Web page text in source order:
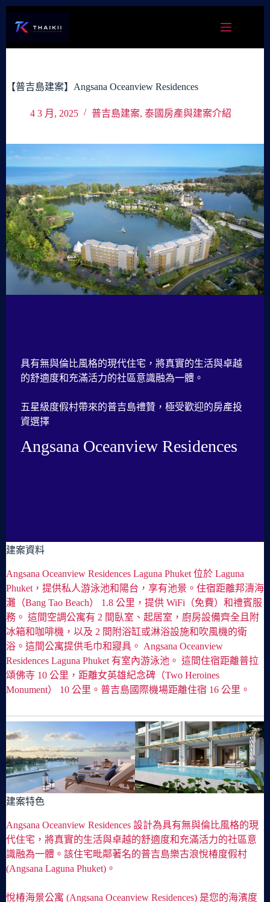
容
【普吉島建案】Angsana Oceanview Residences
4 3 月, 2025 普吉島建案, 泰國房產與建案介紹
具有無與倫比風格的現代住宅，將真實的生活與卓越
的舒適度和充滿活力的社區意識融為一體。
五星級度假村帶來的普吉島禮贊，極受歡迎的房產投
資選擇
Angsana Oceanview Residences
建案資料
Angsana Oceanview Residences Laguna Phuket 位於 Laguna
Phuket，提供私人游泳池和陽台，享有池景。住宿距離邦濤海
灘（Bang Tao Beach） 1.8 公里，提供 WiFi（免費）和禮賓服
務。 這間空調公寓有 2 間臥室、起居室，廚房設備齊全且附
冰箱和咖啡機，以及 2 間附浴缸或淋浴設施和吹風機的衛
浴。這間公寓提供毛巾和寢具。 Angsana Oceanview
Residences Laguna Phuket 有室內游泳池。 這間住宿距離普拉
頌佛寺 10 公里，距離女英雄紀念碑（Two Heroines
Monument） 10 公里。普吉島國際機場距離住宿 16 公里。
建案特色
Angsana Oceanview Residences 設計為具有無與倫比風格的現
代住宅，將真實的生活與卓越的舒適度和充滿活力的社區意
識融為一體。該住宅毗鄰著名的普吉島樂古浪悅椿度假村
(Angsana Laguna Phuket)。
悅椿海景公寓 (Angsana Oceanview Residences) 是您的海濱度